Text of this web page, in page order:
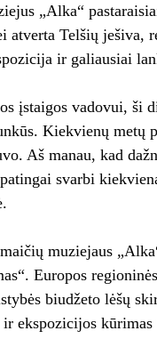
„Alka“
atverta Telšių ješiva,
ir galiausiai
įstaigos vadovui, ši
Kiekvienų
Aš manau, kad
svarbi
muziejaus
Europos
biudžeto lėšų
ir ekspozicijos